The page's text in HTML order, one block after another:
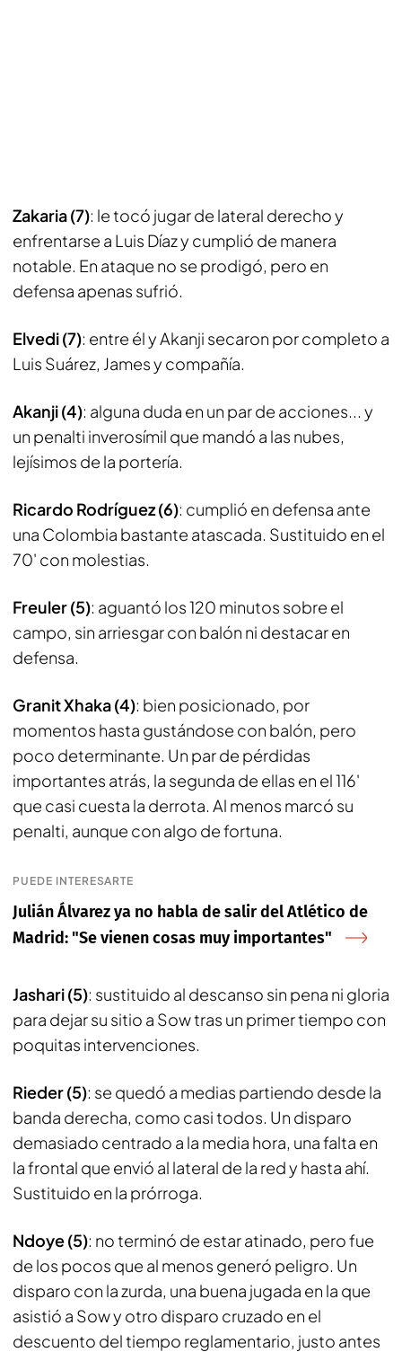
Zakaria (7): le tocó jugar de lateral derecho y
enfrentarse a Luis Díaz y cumplió de manera
notable. En ataque no se prodigó, pero en
defensa apenas sufrió.
Elvedi (7): entre él y Akanji secaron por completo a
Luis Suárez, James y compañía.
Akanji (4): alguna duda en un par de acciones... y
un penalti inverosímil que mandó a las nubes,
lejísimos de la portería.
Ricardo Rodríguez (6): cumplió en defensa ante
una Colombia bastante atascada. Sustituido en el
70' con molestias.
Freuler (5): aguantó los 120 minutos sobre el
campo, sin arriesgar con balón ni destacar en
defensa.
Granit Xhaka (4): bien posicionado, por
momentos hasta gustándose con balón, pero
poco determinante. Un par de pérdidas
importantes atrás, la segunda de ellas en el 116'
que casi cuesta la derrota. Al menos marcó su
penalti, aunque con algo de fortuna.
PUEDE INTERESARTE
Julián Álvarez ya no habla de salir del Atlético de
Madrid: "Se vienen cosas muy importantes"
Jashari (5): sustituido al descanso sin pena ni gloria
para dejar su sitio a Sow tras un primer tiempo con
poquitas intervenciones.
Rieder (5): se quedó a medias partiendo desde la
banda derecha, como casi todos. Un disparo
demasiado centrado a la media hora, una falta en
la frontal que envió al lateral de la red y hasta ahí.
Sustituido en la prórroga.
Ndoye (5): no terminó de estar atinado, pero fue
de los pocos que al menos generó peligro. Un
disparo con la zurda, una buena jugada en la que
asistió a Sow y otro disparo cruzado en el
descuento del tiempo reglamentario, justo antes